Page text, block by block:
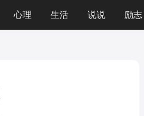
心理 生活 说说 励志